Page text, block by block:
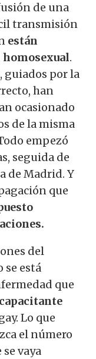
de una
transmisión
están
.
guiados por la
han
ocasionado
de la misma
empezó
seguida de
de Madrid. Y
que
del
se está
que
Lo que
el número
vaya